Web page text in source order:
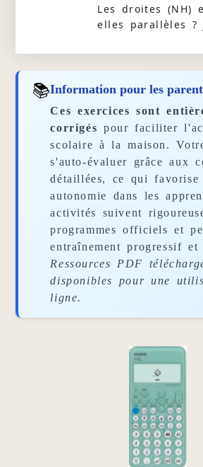
Les droites (NH)
elles parallèles ?
📚Information pour les
Ces exercices sont
corrigés pour faciliter
scolaire à la maison.
s'auto-évaluer grâce aux
détaillées, ce qui favorise
autonomie dans les
activités suivent
programmes officiels et
entraînement progressif et
Ressources PDF
disponibles pour une
ligne.